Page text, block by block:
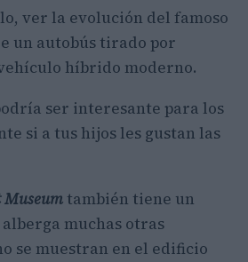
ver la evolución del famoso
un autobús tirado por
híbrido moderno.
ser interesante para los
si a tus hijos les gustan las
Museum también tiene un
muchas otras
se muestran en el edificio